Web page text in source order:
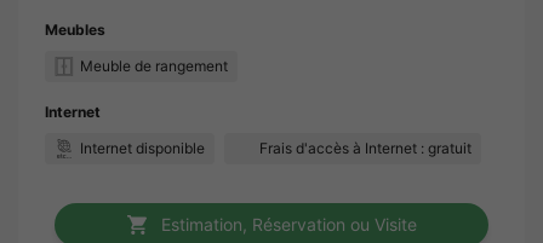
Meubles
Meuble de rangement
Internet
Internet disponible
Frais d'accès à Internet : gratuit
Estimation, Réservation ou Visite